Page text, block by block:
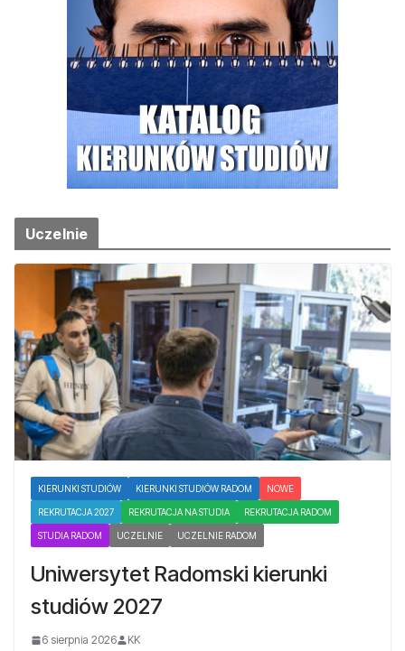
Uczelnie
KIERUNKI STUDIÓW KIERUNKI STUDIÓW RADOM NOWE
REKRUTACJA 2027 REKRUTACJA NA STUDIA REKRUTACJA RADOM
STUDIA RADOM UCZELNIE UCZELNIE RADOM
Uniwersytet Radomski kierunki
studiów 2027
6 sierpnia 2026 KK